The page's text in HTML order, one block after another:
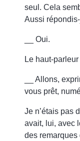
seul. Cela
Aussi
__ Oui.
Le haut-
__ Allons,
vous prêt,
Je n’étais pas
avait, lui, avec
des